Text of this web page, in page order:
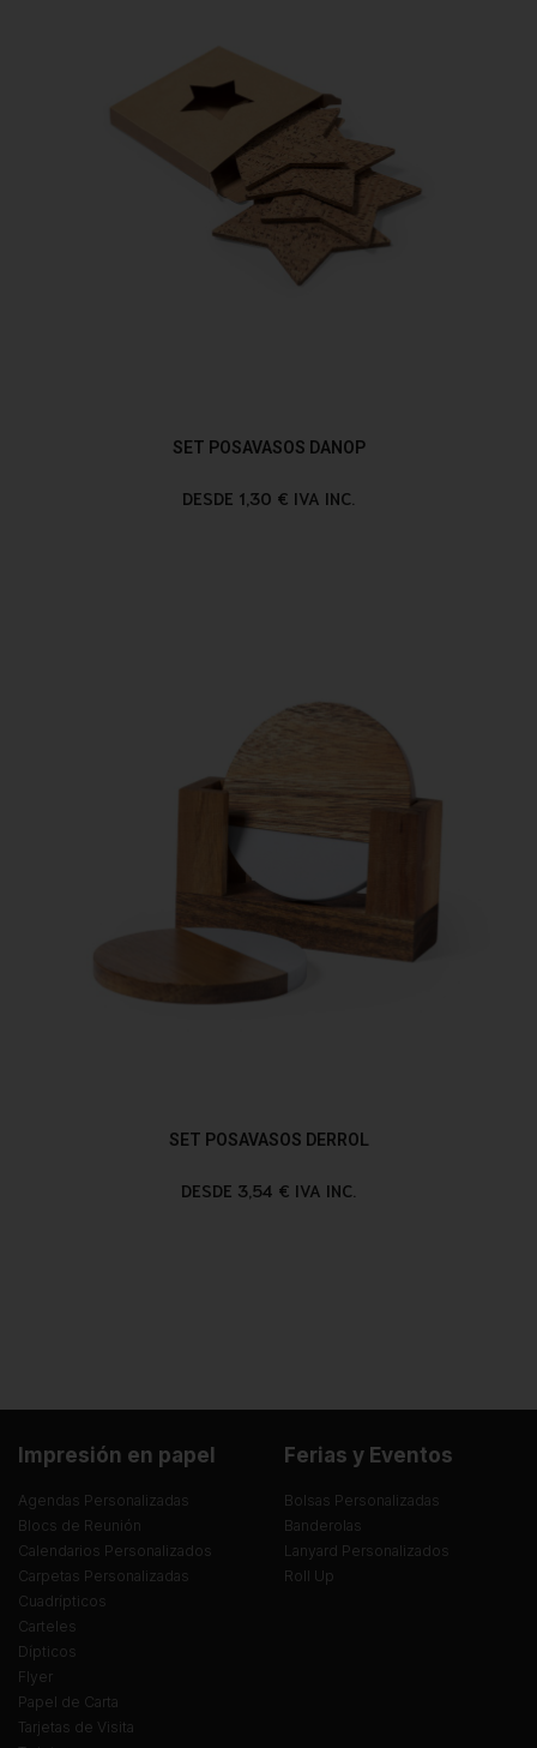
SET POSAVASOS DANOP
DESDE 1,30 € IVA INC.
SET POSAVASOS DERROL
DESDE 3,54 € IVA INC.
Impresión en papel
Agendas Personalizadas
Blocs de Reunión
Calendarios Personalizados
Carpetas Personalizadas
Cuadrípticos
Carteles
Dípticos
Flyer
Papel de Carta
Tarjetas de Visita
Ferias y Eventos
Bolsas Personalizadas
Banderolas
Lanyard Personalizados
Roll Up